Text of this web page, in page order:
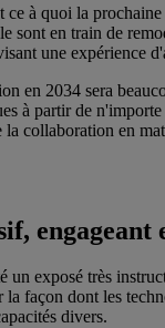
à quoi la
en train de
une expérience
en 2034 sera
à partir de
collaboration en
engageant
un exposé très
la façon dont les
divers.